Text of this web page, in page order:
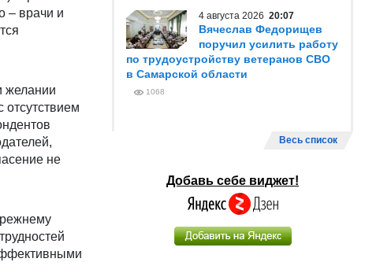
– врачи и
желании
отсутствием
не
4 августа 2026 20:07
Вячеслав Федорищев
поручил усилить работу
по трудоустройству ветеранов СВО
в Самарской области
1068
Весь список
Добавь себе виджет!